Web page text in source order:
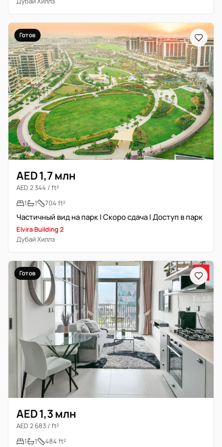
Готов
AED 1,7 млн
AED 2 344 / ft²
1
1 704 ft²
Частичный вид на парк | Скоро сдача | Доступ в парк
Elvira Building 2
Дубай Хиллз
Готов
AED 1,3 млн
AED 2 683 / ft²
1
1 484 ft²